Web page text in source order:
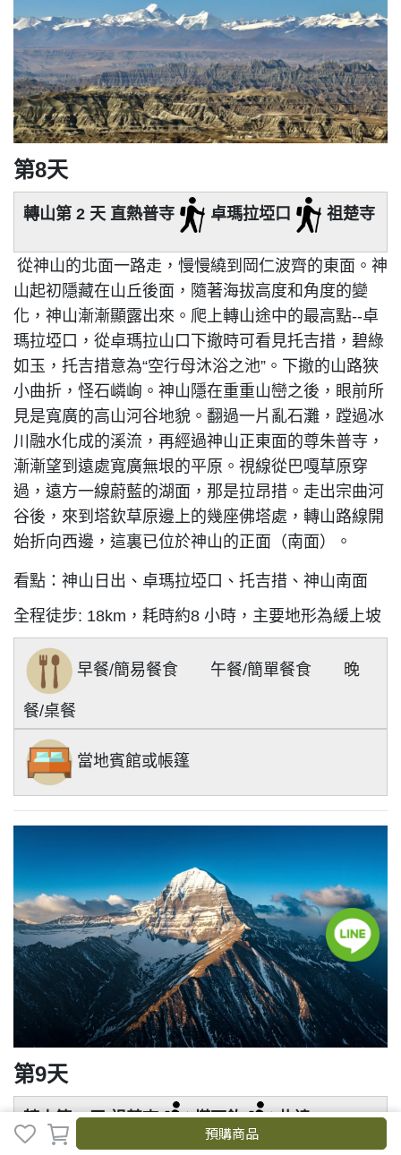
預購商品
第8天
轉山第 2 天 直熱普寺 卓瑪拉埡口 祖楚寺
從神山的北面一路走，慢慢繞到岡仁波齊的東面。神
山起初隱藏在山丘後面，隨著海拔高度和角度的變
化，神山漸漸顯露出來。爬上轉山途中的最高點--卓
瑪拉埡口，從卓瑪拉山口下撤時可看見托吉措，碧綠
如玉，托吉措意為“空行母沐浴之池”。下撤的山路狹
小曲折，怪石嶙峋。神山隱在重重山巒之後，眼前所
見是寬廣的高山河谷地貌。翻過一片亂石灘，蹚過冰
川融水化成的溪流，再經過神山正東面的尊朱普寺，
漸漸望到遠處寬廣無垠的平原。視線從巴嘎草原穿
過，遠方一線蔚藍的湖面，那是拉昂措。走出宗曲河
谷後，來到塔欽草原邊上的幾座佛塔處，轉山路線開
始折向西邊，這裏已位於神山的正面（南面）。
看點：神山日出、卓瑪拉埡口、托吉措、神山南面
全程徒步: 18km， 耗時約8 小時，主要地形為緩上坡
早餐/簡易餐食 午餐/簡單餐食 晚
餐/桌餐
當地賓館或帳篷
第9天
轉山第 3 天 祖楚寺 塔爾欽 扎達